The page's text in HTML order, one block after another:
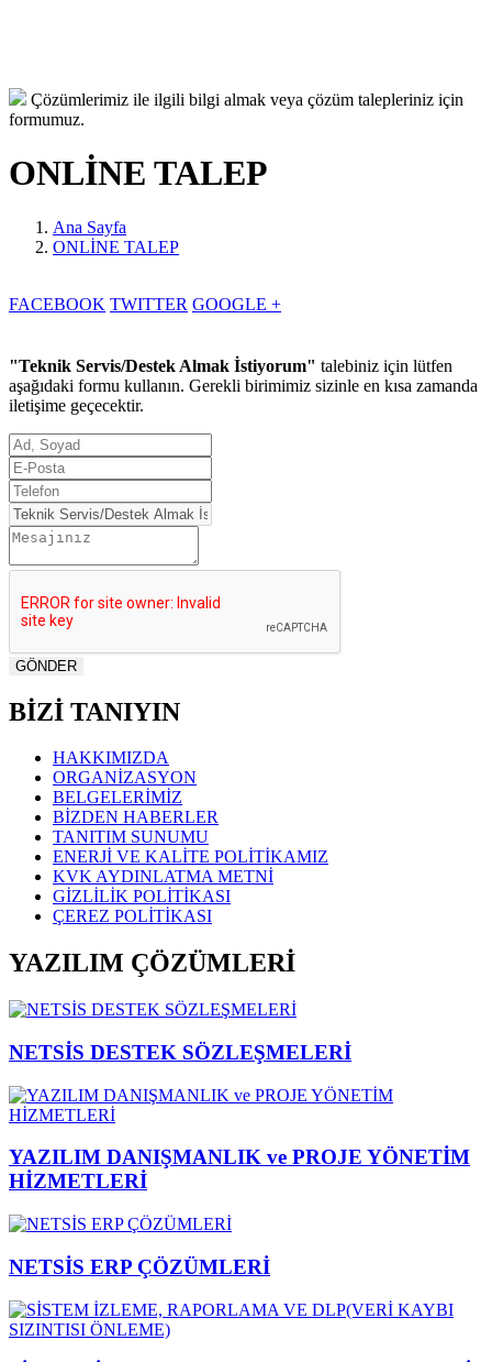
Çözümlerimiz ile ilgili bilgi almak veya çözüm talepleriniz için
formumuz.
ONLİNE TALEP
Ana Sayfa
ONLİNE TALEP
FACEBOOK TWITTER GOOGLE +
"Teknik Servis/Destek Almak İstiyorum" talebiniz için lütfen
aşağıdaki formu kullanın. Gerekli birimimiz sizinle en kısa zamanda
iletişime geçecektir.
BİZİ TANIYIN
HAKKIMIZDA
ORGANİZASYON
BELGELERİMİZ
BİZDEN HABERLER
TANITIM SUNUMU
ENERJİ VE KALİTE POLİTİKAMIZ
KVK AYDINLATMA METNİ
GİZLİLİK POLİTİKASI
ÇEREZ POLİTİKASI
YAZILIM ÇÖZÜMLERİ
NETSİS DESTEK SÖZLEŞMELERİ
YAZILIM DANIŞMANLIK ve PROJE YÖNETİM
HİZMETLERİ
NETSİS ERP ÇÖZÜMLERİ